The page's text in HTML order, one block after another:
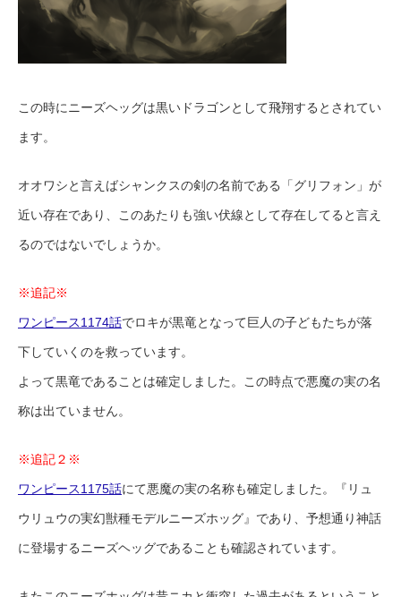
この時にニーズヘッグは黒いドラゴンとして飛翔するとされてい
ます。
オオワシと言えばシャンクスの剣の名前である「グリフォン」が
近い存在であり、このあたりも強い伏線として存在してると言え
るのではないでしょうか。
※追記※
ワンピース1174話でロキが黒竜となって巨人の子どもたちが落
下していくのを救っています。
よって黒竜であることは確定しました。この時点で悪魔の実の名
称は出ていません。
※追記２※
ワンピース1175話にて悪魔の実の名称も確定しました。『リュ
ウリュウの実幻獣種モデルニーズホッグ』であり、予想通り神話
に登場するニーズヘッグであることも確認されています。